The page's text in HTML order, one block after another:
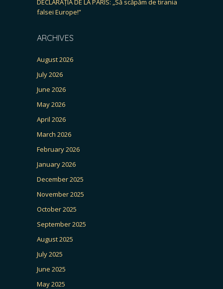
DECLARAȚIA DE LA PARIS: „Să scăpăm de tirania
falsei Europe!”
ARCHIVES
August 2026
July 2026
June 2026
May 2026
April 2026
March 2026
February 2026
January 2026
December 2025
November 2025
October 2025
September 2025
August 2025
July 2025
June 2025
May 2025